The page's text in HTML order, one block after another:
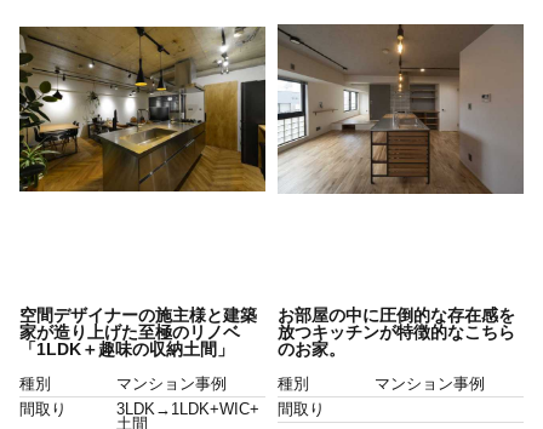
空間デザイナーの施主様と建築
家が造り上げた至極のリノベ
「1LDK＋趣味の収納土間」
種別
マンション事例
間取り
3LDK→1LDK+WIC+
土間
お部屋の中に圧倒的な存在感を
放つキッチンが特徴的なこちら
のお家。
種別
マンション事例
間取り